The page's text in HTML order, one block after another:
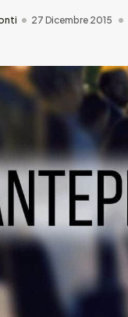
27 Dicembre 2015